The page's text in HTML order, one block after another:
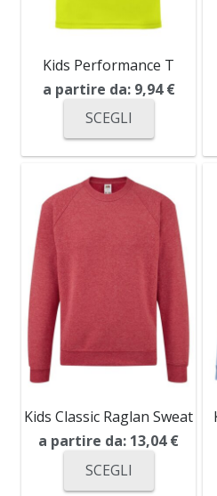
Kids Performance T
a partire da: 9,94€
SCEGLI
Kids Classic Raglan Sweat
a partire da: 13,04€
SCEGLI